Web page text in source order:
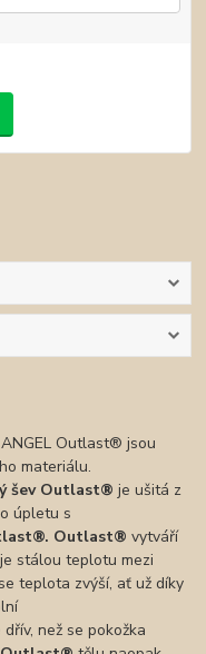
Outlast® jsou
materiálu.
šev Outlast® je ušitá z
úpletu s
. Outlast® vytváří
stálou teplotu mezi
teplota zvýší, ať už díky
než se pokožka